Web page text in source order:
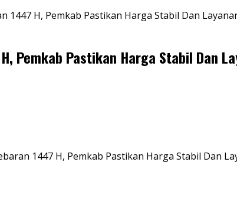
1447 H, Pemkab Pastikan Harga Stabil Dan
Pemkab Pastikan Harga Stabil Dan
1447 H, Pemkab Pastikan Harga Stabil Dan